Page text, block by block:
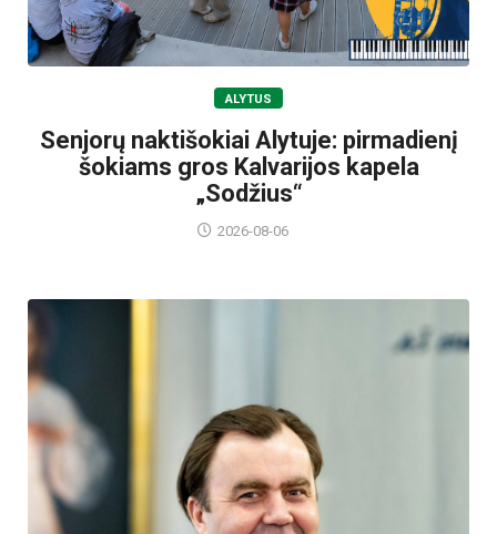
ALYTUS
Senjorų naktišokiai Alytuje: pirmadienį
šokiams gros Kalvarijos kapela
„Sodžius“
2026-08-06